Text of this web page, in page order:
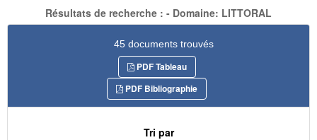
Résultats de recherche : - Domaine: LITTORAL
45 documents trouvés
PDF Tableau
PDF Bibliographie
Tri par